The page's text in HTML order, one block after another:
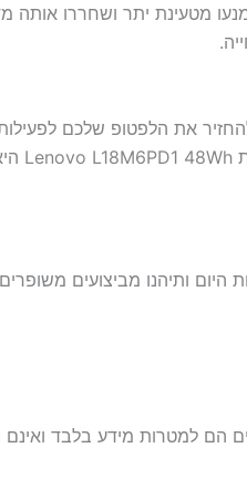
מטעינת יתר ושחררו אותה
את הלפטופ שלכם
היום ותיהנו מביצועים
הם למטרות מידע בלבד ואינם